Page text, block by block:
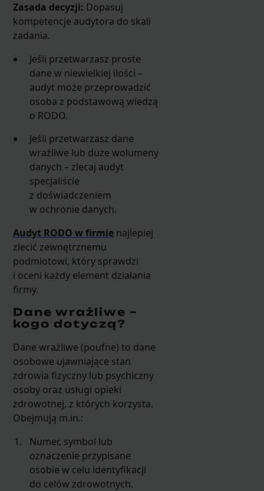
Zasada decyzji: Dopasuj
kompetencje audytora do skali
zadania.
Jeśli przetwarzasz proste
dane w niewielkiej ilości –
audyt może przeprowadzić
osoba z podstawową wiedzą
o RODO.
Jeśli przetwarzasz dane
wrażliwe lub duże wolumeny
danych – zlecaj audyt
specjaliście
z doświadczeniem
w ochronie danych.
Audyt RODO w firmienajlepiej
zlecić zewnętrznemu
podmiotowi, który sprawdzi
i oceni każdy element działania
firmy.
Dane wrażliwe –
kogo dotyczą?
Dane wrażliwe (poufne) to dane
osobowe ujawniające stan
zdrowia fizyczny lub psychiczny
osoby oraz usługi opieki
zdrowotnej, z których korzysta.
Obejmują m.in.:
Numer, symbol lub
oznaczenie przypisane
osobie w celu identyfikacji
do celów zdrowotnych.